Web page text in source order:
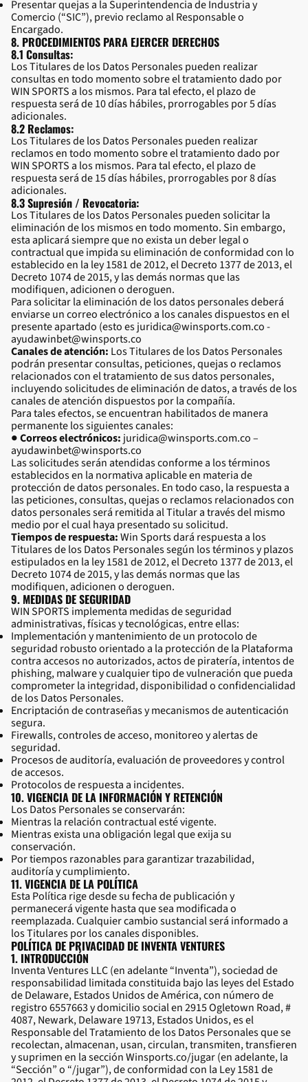
Presentar quejas a la Superintendencia de Industria y
Comercio (“SIC”), previo reclamo al Responsable o
Encargado.
8. PROCEDIMIENTOS PARA EJERCER DERECHOS
8.1 Consultas:
Los Titulares de los Datos Personales pueden realizar
consultas en todo momento sobre el tratamiento dado por
WIN SPORTS a los mismos. Para tal efecto, el plazo de
respuesta será de 10 días hábiles, prorrogables por 5 días
adicionales.
8.2 Reclamos:
Los Titulares de los Datos Personales pueden realizar
reclamos en todo momento sobre el tratamiento dado por
WIN SPORTS a los mismos. Para tal efecto, el plazo de
respuesta será de 15 días hábiles, prorrogables por 8 días
adicionales.
8.3 Supresión / Revocatoria:
Los Titulares de los Datos Personales pueden solicitar la
eliminación de los mismos en todo momento. Sin embargo,
esta aplicará siempre que no exista un deber legal o
contractual que impida su eliminación de conformidad con lo
establecido en la ley 1581 de 2012, el Decreto 1377 de 2013, el
Decreto 1074 de 2015, y las demás normas que las
modifiquen, adicionen o deroguen.
Para solicitar la eliminación de los datos personales deberá
enviarse un correo electrónico a los canales dispuestos en el
presente apartado (esto es juridica@winsports.com.co -
ayudawinbet@winsports.co
Canales de atención: Los Titulares de los Datos Personales
podrán presentar consultas, peticiones, quejas o reclamos
relacionados con el tratamiento de sus datos personales,
incluyendo solicitudes de eliminación de datos, a través de los
canales de atención dispuestos por la compañía.
Para tales efectos, se encuentran habilitados de manera
permanente los siguientes canales:
●Correos electrónicos: juridica@winsports.com.co –
ayudawinbet@winsports.co
Las solicitudes serán atendidas conforme a los términos
establecidos en la normativa aplicable en materia de
protección de datos personales. En todo caso, la respuesta a
las peticiones, consultas, quejas o reclamos relacionados con
datos personales será remitida al Titular a través del mismo
medio por el cual haya presentado su solicitud.
Tiempos de respuesta:Win Sports dará respuesta a los
Titulares de los Datos Personales según los términos y plazos
estipulados en la ley 1581 de 2012, el Decreto 1377 de 2013, el
Decreto 1074 de 2015, y las demás normas que las
modifiquen, adicionen o deroguen.
9. MEDIDAS DE SEGURIDAD
WIN SPORTS implementa medidas de seguridad
administrativas, físicas y tecnológicas, entre ellas:
Implementación y mantenimiento de un protocolo de
seguridad robusto orientado a la protección de la Plataforma
contra accesos no autorizados, actos de piratería, intentos de
phishing, malware y cualquier tipo de vulneración que pueda
comprometer la integridad, disponibilidad o confidencialidad
de los Datos Personales.
Encriptación de contraseñas y mecanismos de autenticación
segura.
Firewalls, controles de acceso, monitoreo y alertas de
seguridad.
Procesos de auditoría, evaluación de proveedores y control
de accesos.
Protocolos de respuesta a incidentes.
10. VIGENCIA DE LA INFORMACIÓN Y RETENCIÓN
Los Datos Personales se conservarán:
Mientras la relación contractual esté vigente.
Mientras exista una obligación legal que exija su
conservación.
Por tiempos razonables para garantizar trazabilidad,
auditoría y cumplimiento.
11. VIGENCIA DE LA POLÍTICA
Esta Política rige desde su fecha de publicación y
permanecerá vigente hasta que sea modificada o
reemplazada. Cualquier cambio sustancial será informado a
los Titulares por los canales disponibles.
POLÍTICA DE PRIVACIDAD DE INVENTA VENTURES
1. INTRODUCCIÓN
Inventa Ventures LLC (en adelante “Inventa”), sociedad de
responsabilidad limitada constituida bajo las leyes del Estado
de Delaware, Estados Unidos de América, con número de
registro 6557663 y domicilio social en 2915 Ogletown Road, #
4087, Newark, Delaware 19713, Estados Unidos, es el
Responsable del Tratamiento de los Datos Personales que se
recolectan, almacenan, usan, circulan, transmiten, transfieren
y suprimen en la sección Winsports.co/jugar (en adelante, la
“Sección” o “/jugar”), de conformidad con la Ley 1581 de